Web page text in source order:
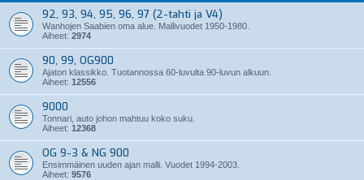
92, 93, 94, 95, 96, 97 (2-tahti ja V4)
Wanhojen Saabien oma alue. Mallivuodet 1950-1980.
Aiheet: 2974
90, 99, OG900
Ajaton klassikko. Tuotannossa 60-luvulta 90-luvun alkuun.
Aiheet: 12556
9000
Tonnari, auto johon mahtuu koko suku.
Aiheet: 12368
OG 9-3 & NG 900
Ensimmäinen uuden ajan malli. Vuodet 1994-2003.
Aiheet: 9576